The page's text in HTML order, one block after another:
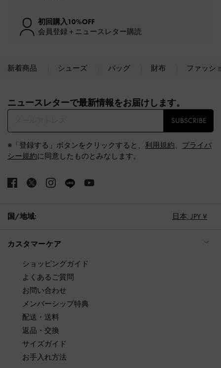
初回購入10%OFF
会員登録＋ニュースレター購読
新着商品 シューズ バッグ 財布 ファッシ
ニュースレターで最新情報をお届けします。​
SUBSCRIBE
※「登録する」ボタンをクリックすると、 利用規約、 プライバ
シー規約に同意したものとみなします。
国/地域: 日本, JPY ¥
カスタマーケア
ショッピングガイド
よくあるご質問
お問い合わせ
メンバーシップ特典
配送・送料
返品・交換
サイズガイド
お手入れ方法